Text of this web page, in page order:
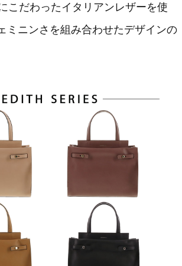
こだわったイタリアンレザーを使
ミニンさを組み合わせたデザインの